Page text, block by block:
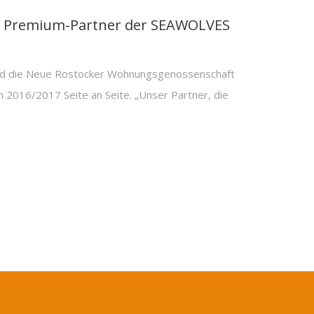
Partner der SEAWOLVES
die Neue Rostocker Wohnungsgenossenschaft
2016/2017 Seite an Seite. „Unser Partner, die